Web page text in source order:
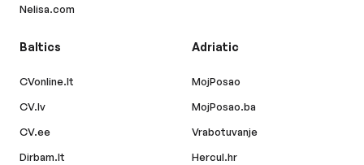
Nelisa.com
Baltics
CVonline.lt
CV.lv
CV.ee
Dirbam.lt
Adriatic
MojPosao
MojPosao.ba
Vrabotuvanje
Hercul.hr